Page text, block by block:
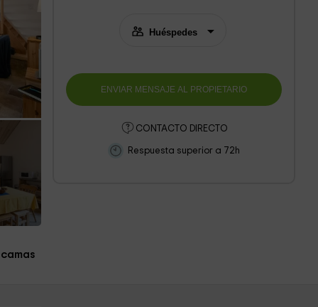
CONTACTO DIRECTO
Respuesta superior a 72h
camas